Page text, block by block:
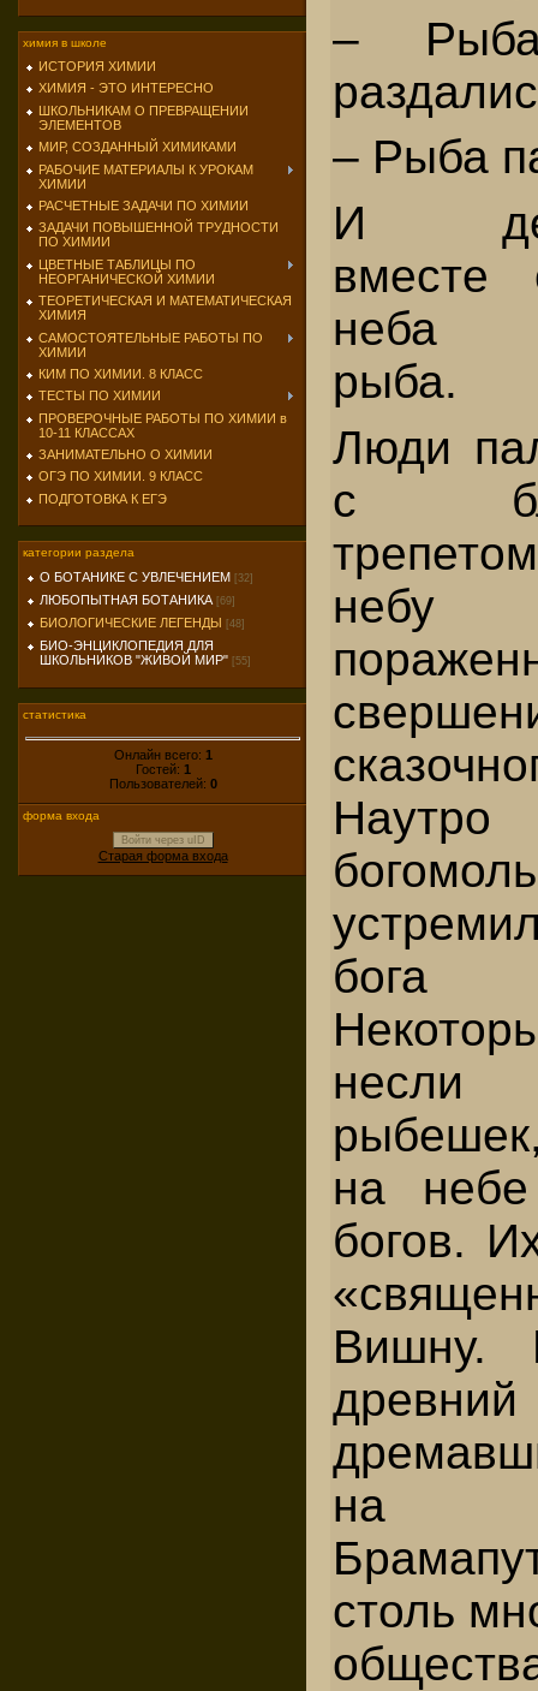
химия в школе
ИСТОРИЯ ХИМИИ
ХИМИЯ - ЭТО ИНТЕРЕСНО
ШКОЛЬНИКАМ О ПРЕВРАЩЕНИИ
ЭЛЕМЕНТОВ
МИР, СОЗДАННЫЙ ХИМИКАМИ
РАБОЧИЕ МАТЕРИАЛЫ К УРОКАМ
ХИМИИ
РАСЧЕТНЫЕ ЗАДАЧИ ПО ХИМИИ
ЗАДАЧИ ПОВЫШЕННОЙ ТРУДНОСТИ
ПО ХИМИИ
ЦВЕТНЫЕ ТАБЛИЦЫ ПО
НЕОРГАНИЧЕСКОЙ ХИМИИ
ТЕОРЕТИЧЕСКАЯ И МАТЕМАТИЧЕСКАЯ
ХИМИЯ
САМОСТОЯТЕЛЬНЫЕ РАБОТЫ ПО
ХИМИИ
КИМ ПО ХИМИИ. 8 КЛАСС
ТЕСТЫ ПО ХИМИИ
ПРОВЕРОЧНЫЕ РАБОТЫ ПО ХИМИИ в
10-11 КЛАССАХ
ЗАНИМАТЕЛЬНО О ХИМИИ
ОГЭ ПО ХИМИИ. 9 КЛАСС
ПОДГОТОВКА К ЕГЭ
категории раздела
О БОТАНИКЕ С УВЛЕЧЕНИЕМ [32]
ЛЮБОПЫТНАЯ БОТАНИКА [69]
БИОЛОГИЧЕСКИЕ ЛЕГЕНДЫ [48]
БИО-ЭНЦИКЛОПЕДИЯ ДЛЯ
ШКОЛЬНИКОВ "ЖИВОЙ МИР" [55]
статистика
Онлайн всего: 1
Гостей: 1
Пользователей: 0
форма входа
Войти через uID
Старая форма входа
–
– Рыба
И
неба
рыба.
Люди
с
несли
на
богов.
Вишну.
на
столь